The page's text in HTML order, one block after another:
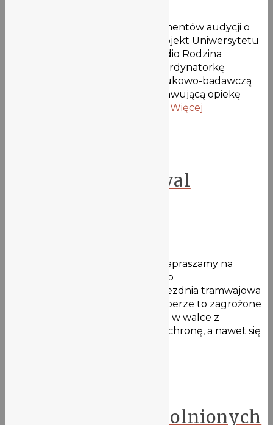
Zapraszamy do wysłuchania fragmentów audycji o
GANESA wspólny projekt Uniwersytetu
Wrocławskiego i Liceum nr 5 – Radio Rodzina
Usłyszycie Panią Annę Molasy, koordynatorkę
projektu, zajmującą się stroną naukowo-badawczą
oraz Panią Magdę Krakowską, sprawującą opiekę
Więcej
Wrocławski Festiwal
W piątek i sobotę 28-29.05.2021 zapraszamy na
Wrocławski Festiwal Nietoperzy do
CZASOPRZESTRZENI (dawna zajezdnia tramwajowa
DĄBIE) ul. Tramwajowa 1-3. Nietoperze to zagrożone
latające ssaki, nasi sprzymierzeńcy w walce z
komarami. Warto promować ich ochronę, a nawet się
Kolejne ekipy „Zwolnionych